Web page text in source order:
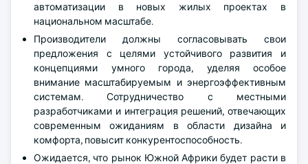
автоматизации в новых жилых проектах в
национальном масштабе.
Производители должны согласовывать свои
предложения с целями устойчивого развития и
концепциями умного города, уделяя особое
внимание масштабируемым и энергоэффективным
системам. Сотрудничество с местными
разработчиками и интеграция решений, отвечающих
современным ожиданиям в области дизайна и
комфорта, повысит конкурентоспособность.
Ожидается, что рынок Южной Африки будет расти в